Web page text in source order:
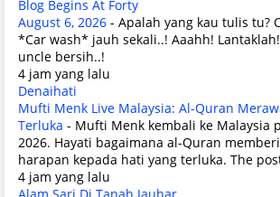
Blog Begins At Forty
August 6, 2026 - Apalah yang kau tulis tu?
*Car wash* jauh sekali..! Aaahh!
uncle bersih..!
4 jam yang lalu
Denaihati
Mufti Menk Live Malaysia: Al-Quran
Terluka - Mufti Menk kembali ke Malaysia
2026. Hayati bagaimana al-Quran
harapan kepada hati yang terluka. The
4 jam yang lalu